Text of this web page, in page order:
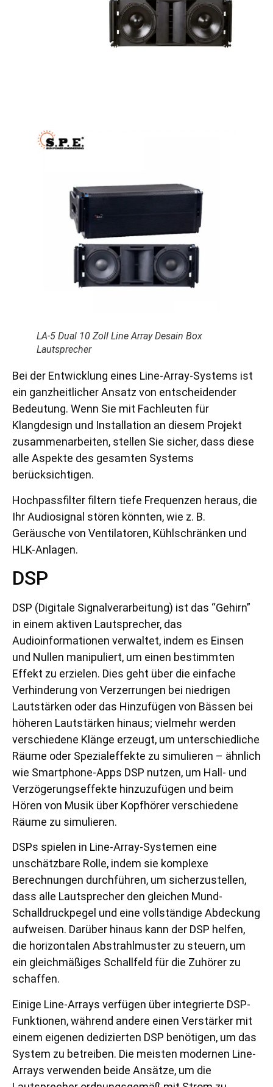
LA-5 Dual 10 Zoll Line Array Desain Box
Lautsprecher
Bei der Entwicklung eines Line-Array-Systems ist
ein ganzheitlicher Ansatz von entscheidender
Bedeutung. Wenn Sie mit Fachleuten für
Klangdesign und Installation an diesem Projekt
zusammenarbeiten, stellen Sie sicher, dass diese
alle Aspekte des gesamten Systems
berücksichtigen.
Hochpassfilter filtern tiefe Frequenzen heraus, die
Ihr Audiosignal stören könnten, wie z. B.
Geräusche von Ventilatoren, Kühlschränken und
HLK-Anlagen.
DSP
DSP (Digitale Signalverarbeitung) ist das “Gehirn”
in einem aktiven Lautsprecher, das
Audioinformationen verwaltet, indem es Einsen
und Nullen manipuliert, um einen bestimmten
Effekt zu erzielen. Dies geht über die einfache
Verhinderung von Verzerrungen bei niedrigen
Lautstärken oder das Hinzufügen von Bässen bei
höheren Lautstärken hinaus; vielmehr werden
verschiedene Klänge erzeugt, um unterschiedliche
Räume oder Spezialeffekte zu simulieren – ähnlich
wie Smartphone-Apps DSP nutzen, um Hall- und
Verzögerungseffekte hinzuzufügen und beim
Hören von Musik über Kopfhörer verschiedene
Räume zu simulieren.
DSPs spielen in Line-Array-Systemen eine
unschätzbare Rolle, indem sie komplexe
Berechnungen durchführen, um sicherzustellen,
dass alle Lautsprecher den gleichen Mund-
Schalldruckpegel und eine vollständige Abdeckung
aufweisen. Darüber hinaus kann der DSP helfen,
die horizontalen Abstrahlmuster zu steuern, um
ein gleichmäßiges Schallfeld für die Zuhörer zu
schaffen.
Einige Line-Arrays verfügen über integrierte DSP-
Funktionen, während andere einen Verstärker mit
einem eigenen dedizierten DSP benötigen, um das
System zu betreiben. Die meisten modernen Line-
Arrays verwenden beide Ansätze, um die